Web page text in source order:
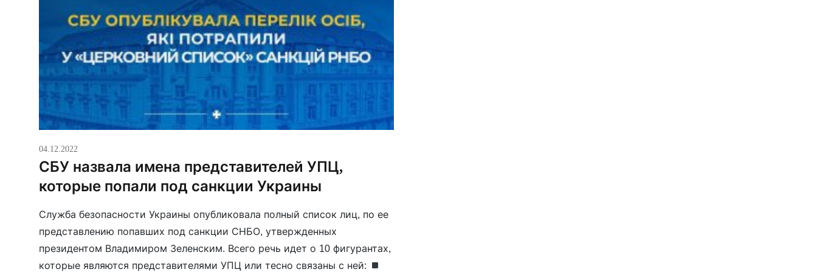
04.12.2022
СБУ назвала имена представителей УПЦ,
которые попали под санкции Украины
Служба безопасности Украины опубликовала полный список лиц, по ее
представлению попавших под санкции СНБО, утвержденных
президентом Владимиром Зеленским. Всего речь идет о 10 фигурантах,
которые являются представителями УПЦ или тесно связаны с ней: